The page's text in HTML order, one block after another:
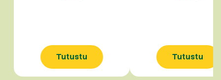
Tutustu Tutustu